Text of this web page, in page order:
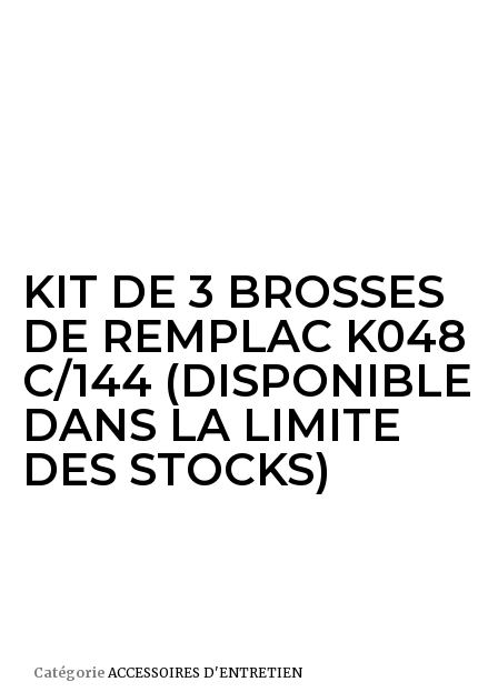
KIT DE 3 BROSSES
DE REMPLAC K048
C/144 (DISPONIBLE
DANS LA LIMITE
DES STOCKS)
Catégorie ACCESSOIRES D'ENTRETIEN